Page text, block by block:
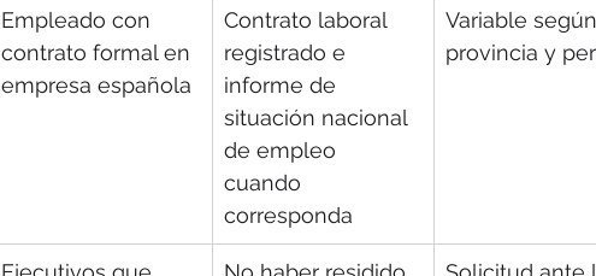
Empleado con
contrato formal en
empresa española
Contrato laboral
registrado e
informe de
situación nacional
de empleo
cuando
corresponda
Variable según
provincia y